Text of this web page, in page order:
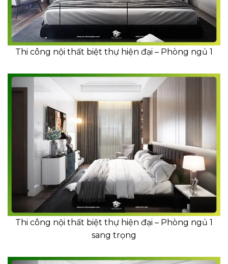
Thi công nội thất biệt thự hiện đại – Phòng ngủ 1
Thi công nội thất biệt thự hiện đại – Phòng ngủ 1
sang trọng